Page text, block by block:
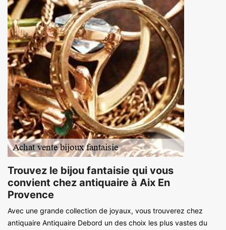
Trouvez le bijou fantaisie qui vous
convient chez antiquaire à Aix En
Provence
Avec une grande collection de joyaux, vous trouverez chez
antiquaire Antiquaire Debord un des choix les plus vastes du